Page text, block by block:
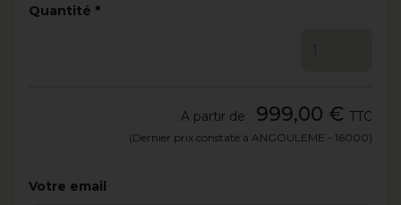
Quantité Obligatoire
A partir de 999,00 € TTC
(Dernier prix constaté à ANGOULEME - 16000)
Votre email